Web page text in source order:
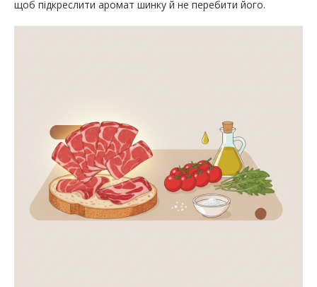
щоб підкреслити аромат шинку й не перебити його.